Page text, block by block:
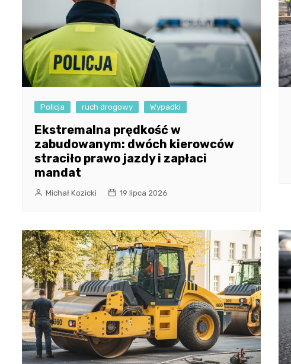
Policja ruch drogowy Wypadki
Ekstremalna prędkość w
zabudowanym: dwóch kierowców
straciło prawo jazdy i zapłaci
mandat
Michał Kozicki 19 lipca 2026